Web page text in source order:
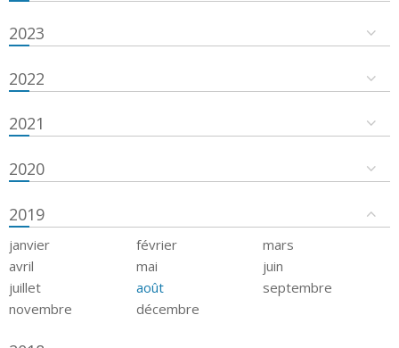
2023
2022
2021
2020
2019
janvier février
mars
avril
mai
juin
juillet
août
septembre
novembre
décembre